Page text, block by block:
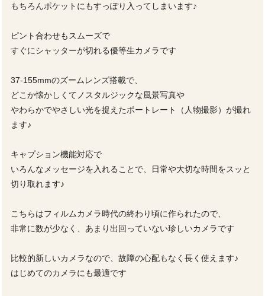
もちろんポケットにもすっぽり入ってしまいます♪
ピント合わせもスムーズで
すぐにシャッターが切れる優等生カメラです
37-155mmのズームレンズ搭載で、
どこか懐かしくてノスタルジックな風景写真や
やわらかでやさしい光を捉えたポートレート（人物撮影）が撮れ
ます♪
キャプション機能対応で
いろんなメッセージを入れることで、日常や大切な時間をスッと
切り取れます♪
こちらはフィルムカメラ時代の終わり頃に作られたので、
非常に数が少なく、あまり出回っていない珍しいカメラです
比較的新しいカメラなので、故障の心配もなく長く使えます♪
はじめてのカメラにも最適です